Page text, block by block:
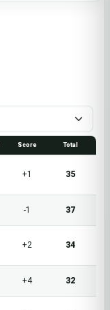
Score Total
+1 35
-1 37
+2 34
+4 32